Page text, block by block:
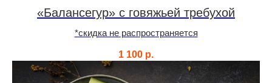
«Балансегур» с говяжьей требухой
*скидка не распространяется
1 100 р.